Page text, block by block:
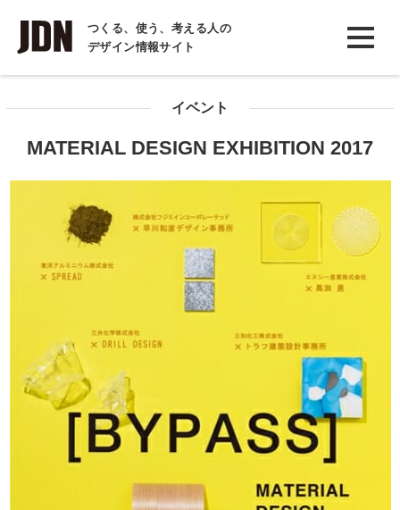
つくる、使う、考える人の
デザイン情報サイト
INTERVIEW
インタビュー
イベント
MATERIAL DESIGN EXHIBITION 2017